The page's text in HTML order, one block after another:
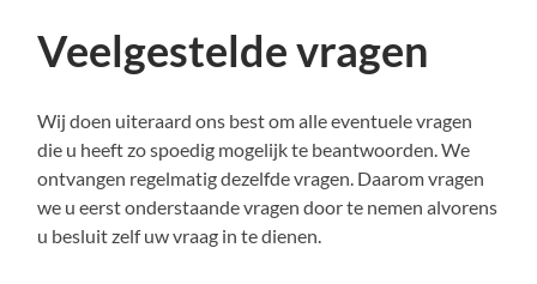
Veelgestelde vragen
Wij doen uiteraard ons best om alle eventuele vragen
die u heeft zo spoedig mogelijk te beantwoorden. We
ontvangen regelmatig dezelfde vragen. Daarom vragen
we u eerst onderstaande vragen door te nemen alvorens
u besluit zelf uw vraag in te dienen.